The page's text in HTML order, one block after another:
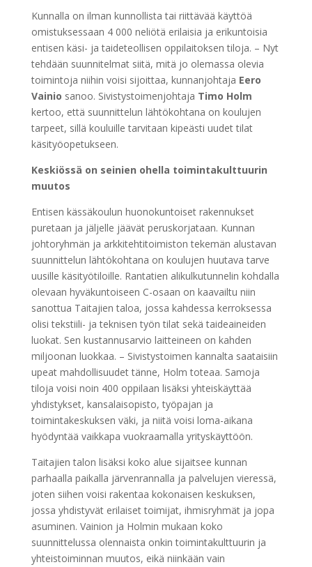
Kunnalla on ilman kunnollista tai riittävää käyttöä
omistuksessaan 4 000 neliötä erilaisia ja erikuntoisia
entisen käsi- ja taideteollisen oppilaitoksen tiloja. – Nyt
tehdään suunnitelmat siitä, mitä jo olemassa olevia
toimintoja niihin voisi sijoittaa, kunnanjohtaja Eero
Vainio sanoo. Sivistystoimenjohtaja Timo Holm
kertoo, että suunnittelun lähtökohtana on koulujen
tarpeet, sillä kouluille tarvitaan kipeästi uudet tilat
käsityöopetukseen.
Keskiössä on seinien ohella toimintakulttuurin
muutos
Entisen kässäkoulun huonokuntoiset rakennukset
puretaan ja jäljelle jäävät peruskorjataan. Kunnan
johtoryhmän ja arkkitehtitoimiston tekemän alustavan
suunnittelun lähtökohtana on koulujen huutava tarve
uusille käsityötiloille. Rantatien alikulkutunnelin kohdalla
olevaan hyväkuntoiseen C-osaan on kaavailtu niin
sanottua Taitajien taloa, jossa kahdessa kerroksessa
olisi tekstiili- ja teknisen työn tilat sekä taideaineiden
luokat. Sen kustannusarvio laitteineen on kahden
miljoonan luokkaa. – Sivistystoimen kannalta saataisiin
upeat mahdollisuudet tänne, Holm toteaa. Samoja
tiloja voisi noin 400 oppilaan lisäksi yhteiskäyttää
yhdistykset, kansalaisopisto, työpajan ja
toimintakeskuksen väki, ja niitä voisi loma-aikana
hyödyntää vaikkapa vuokraamalla yrityskäyttöön.
Taitajien talon lisäksi koko alue sijaitsee kunnan
parhaalla paikalla järvenrannalla ja palvelujen vieressä,
joten siihen voisi rakentaa kokonaisen keskuksen,
jossa yhdistyvät erilaiset toimijat, ihmisryhmät ja jopa
asuminen. Vainion ja Holmin mukaan koko
suunnittelussa olennaista onkin toimintakulttuurin ja
yhteistoiminnan muutos, eikä niinkään vain